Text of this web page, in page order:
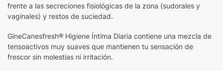
frente a las secreciones fisiológicas de la zona (sudorales y
vaginales) y restos de suciedad.
GineCanesfresh® Higiene Íntima Diaria contiene una mezcla de
tensoactivos muy suaves que mantienen tu sensación de
frescor sin molestias ni irritación.